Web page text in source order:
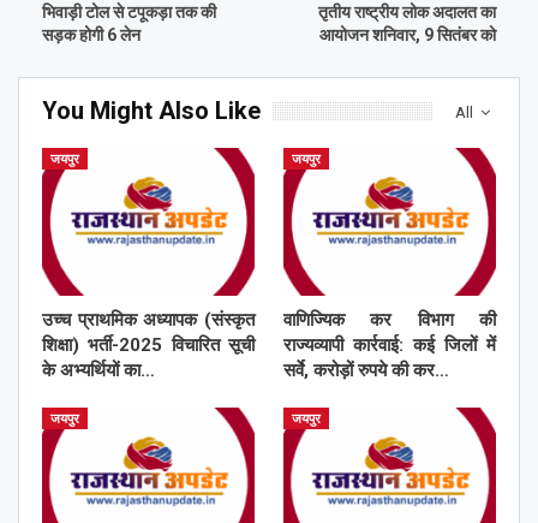
भिवाड़ी टोल से टपूकड़ा तक की
सड़क होगी 6 लेन
तृतीय राष्ट्रीय लोक अदालत का
आयोजन शनिवार, 9 सितंबर को
All
You Might Also Like
जयपुर
उच्च प्राथमिक अध्यापक (संस्कृत
शिक्षा) भर्ती-2025 विचारित सूची
के अभ्यर्थियों का…
जयपुर
वाणिज्यिक कर विभाग की
राज्यव्यापी कार्रवाई: कई जिलों में
सर्वे, करोड़ों रुपये की कर…
जयपुर जयपुर